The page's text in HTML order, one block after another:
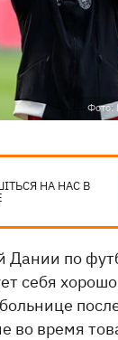
Фото:
НА НАС В
Дании по
себя
во время